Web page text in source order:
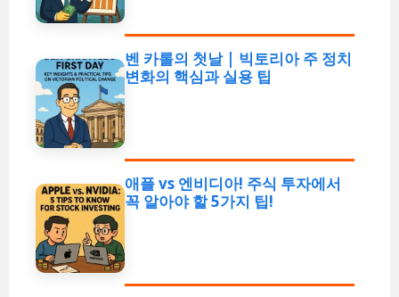
벤 카롤의 첫날 | 빅토리아 주 정치
변화의 핵심과 실용 팁
애플 vs 엔비디아! 주식 투자에서
꼭 알아야 할 5가지 팁!